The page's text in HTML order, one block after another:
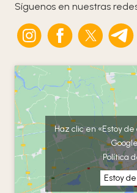
Síguenos en nuestras
Haz clic en «Estoy
Política
Estoy